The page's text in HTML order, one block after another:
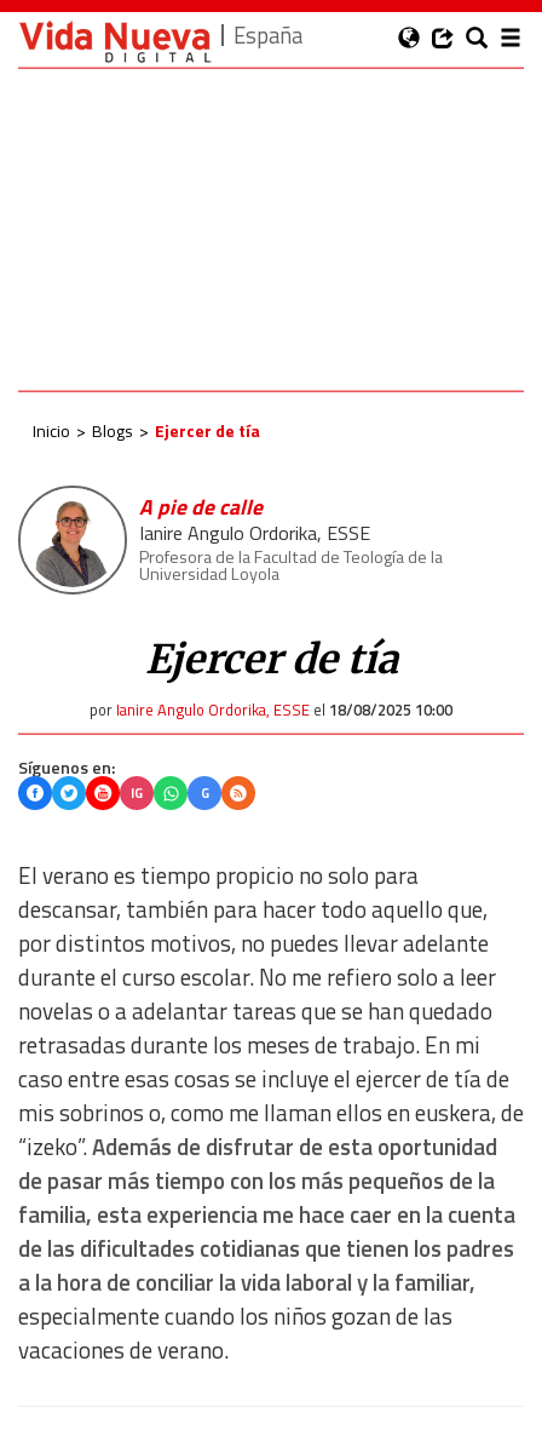
España
Inicio Blogs Ejercer de tía
A pie de calle
Ianire Angulo Ordorika, ESSE
Profesora de la Facultad de Teología de la
Universidad Loyola
Ejercer de tía
por Ianire Angulo Ordorika, ESSE el 18/08/2025 10:00
Síguenos en:
IG G
El verano es tiempo propicio no solo para
descansar, también para hacer todo aquello que,
por distintos motivos, no puedes llevar adelante
durante el curso escolar. No me refiero solo a leer
novelas o a adelantar tareas que se han quedado
retrasadas durante los meses de trabajo. En mi
caso entre esas cosas se incluye el ejercer de tía de
mis sobrinos o, como me llaman ellos en euskera, de
“izeko”.Además de disfrutar de esta oportunidad
de pasar más tiempo con los más pequeños de la
familia, esta experiencia me hace caer en la cuenta
de las dificultades cotidianas que tienen los padres
a la hora de conciliar la vida laboral y la familiar,
especialmente cuando los niños gozan de las
vacaciones de verano.